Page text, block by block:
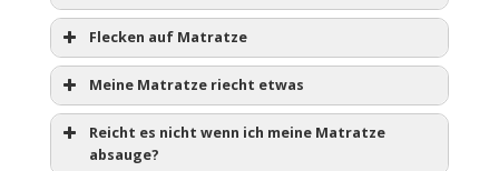
Flecken auf Matratze
Meine Matratze riecht etwas
Reicht es nicht wenn ich meine Matratze
absauge?